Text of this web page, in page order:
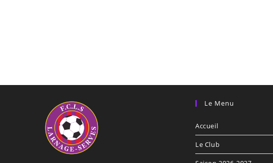
Le Menu
Accueil
Le Club